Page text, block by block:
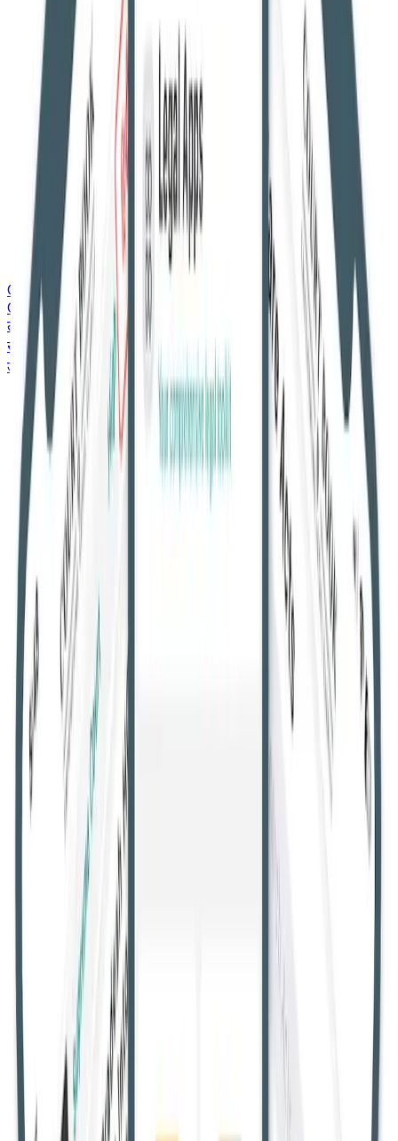
Courtbook English
Courtbook English
ताज़ा ख़बरें
सर्वोच्च न्यायालय
उच्च न्यायालय
सभी उच्च न्यायालय गुजरात उच्च न्यायालय
मणिपुर
उच्च न्यायालय
मद्रास उच्च न्यायालय
केरल उच्च
न्यायालय
कर्नाटक उच्च न्यायालय
जम्मू और कश्मीर
व लद्दाख उच्च न्यायालय
गुवाहाटी उच्च न्यायालय
कलकत्ता उच्च न्यायालय
इलाहाबाद उच्च न्यायालय
पंजाब और हरियाणा उच्च न्यायालय
तेलंगाना उच्च न्यायालय
उपभोक्ता मामले
एआईबीई एवं नियुक्ति
हिंदी न्यूज़
अगर धारा 6 के तहत घोषणा के दो साल के
भीतर पुरस्कार जारी नहीं किया गया तो भूमि